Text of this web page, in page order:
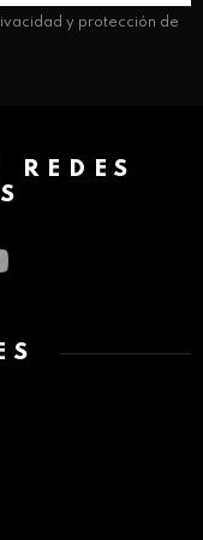
y protección de
REDES